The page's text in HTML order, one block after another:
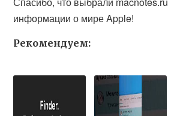
информации о мире Apple!
Рекомендуем: